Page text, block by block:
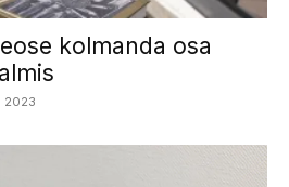
kolmanda osa
2023